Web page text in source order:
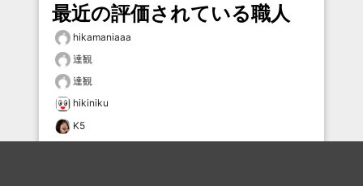
最近の評価されている職人
hikamaniaaa
達観
達観
hikiniku
K5